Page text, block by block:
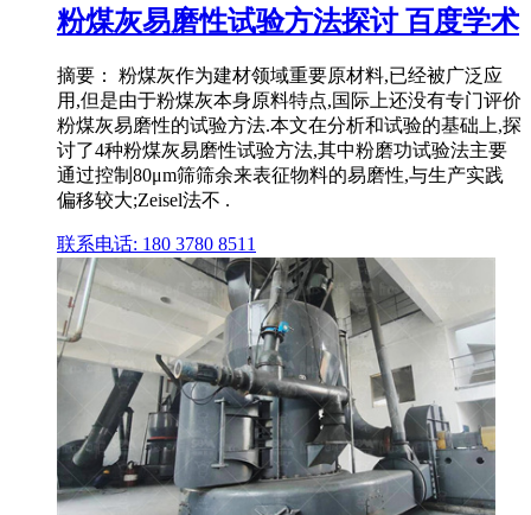
粉煤灰易磨性试验方法探讨 百度学术
摘要： 粉煤灰作为建材领域重要原材料,已经被广泛应
用,但是由于粉煤灰本身原料特点,国际上还没有专门评价
粉煤灰易磨性的试验方法.本文在分析和试验的基础上,探
讨了4种粉煤灰易磨性试验方法,其中粉磨功试验法主要
通过控制80μm筛筛余来表征物料的易磨性,与生产实践
偏移较大;Zeisel法不 .
联系电话: 180 3780 8511